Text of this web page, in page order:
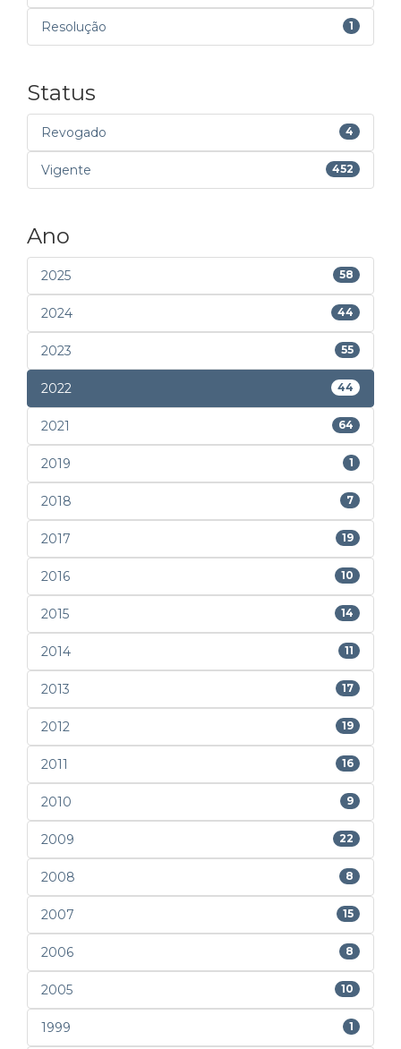
Resolução 1
Status
Revogado 4
Vigente 452
Ano
2025 58
2024 44
2023 55
2022 44
2021 64
2019 1
2018 7
2017 19
2016 10
2015 14
2014 11
2013 17
2012 19
2011 16
2010 9
2009 22
2008 8
2007 15
2006 8
2005 10
1999 1